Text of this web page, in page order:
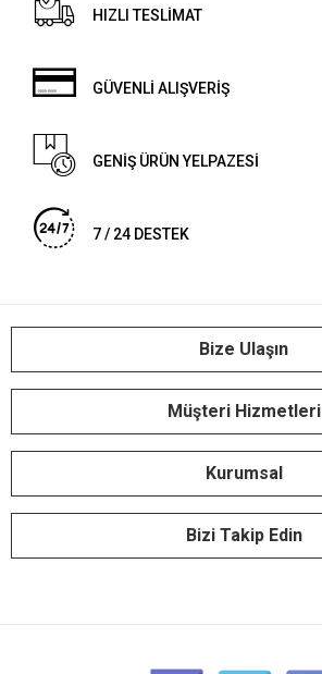
HIZLI TESLİMAT
GÜVENLİ ALIŞVERİŞ
GENİŞ ÜRÜN YELPAZESİ
7 / 24 DESTEK
Bize Ulaşın
Müşteri Hizmetleri
Kurumsal
Bizi Takip Edin